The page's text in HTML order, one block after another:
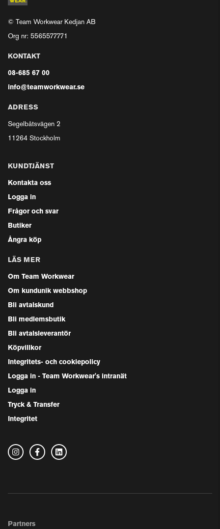
© Team Workwear Kedjan AB
Org nr: 5565577771
KONTAKT
08-685 67 00
info@teamworkwear.se
ADRESS
Segelbåtsvägen 2
11264 Stockholm
KUNDTJÄNST
Kontakta oss
Logga in
Frågor och svar
Butiker
Ångra köp
LÄS MER
Om Team Workwear
Om kundunik webbshop
Bli avtalskund
Bli medlemsbutik
Bli avtalsleverantör
Köpvillkor
Integritets- och cookiepolicy
Logga in - Team Workwear's intranät
Logga in
Tryck & Transfer
Integritet
Partners